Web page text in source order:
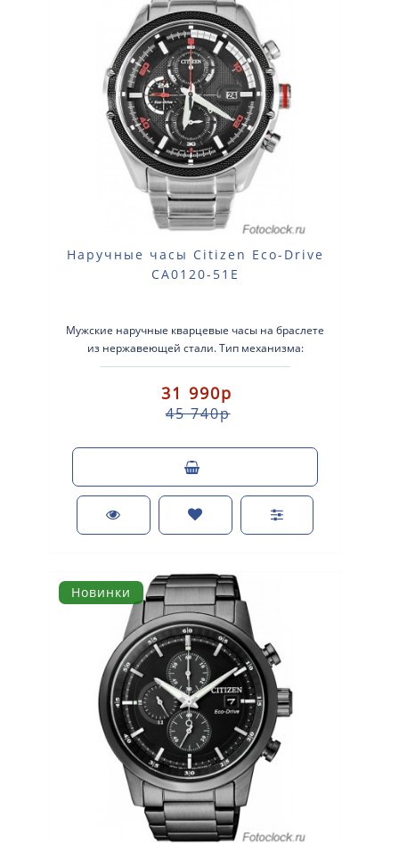
Наручные часы Citizen Eco-Drive
CA0120-51E
Мужские наручные кварцевые часы на браслете
из нержавеющей стали. Тип механизма:
кварцевые. Система Eco-Drive (аккумулятор с п..
31 990р
45 740р
Новинки